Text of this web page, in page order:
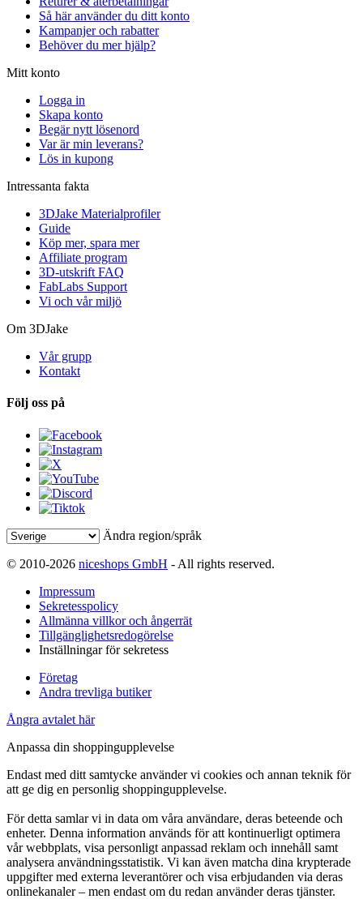
Så här använder du ditt konto
Kampanjer och rabatter
Behöver du mer hjälp?
Mitt konto
Logga in
Skapa konto
Begär nytt lösenord
Var är min leverans?
Lös in kupong
Intressanta fakta
3DJake Materialprofiler
Guide
Köp mer, spara mer
Affiliate program
3D-utskrift FAQ
FabLabs Support
Vi och vår miljö
Om 3DJake
Vår grupp
Kontakt
Följ oss på
Ändra region/språk
© 2010-2026 niceshops GmbH - All rights reserved.
Impressum
Sekretesspolicy
Allmänna villkor och ångerrät
Tillgänglighetsredogörelse
Inställningar för sekretess
Företag
Andra trevliga butiker
Ångra avtalet här
Anpassa din shoppingupplevelse
Endast med ditt samtycke använder vi cookies och annan teknik för
att ge dig en personlig shoppingupplevelse.
För detta samlar vi in data om våra användare, deras beteende och
enheter. Denna information används för att kontinuerligt optimera
vår webbplats, visa personligt anpassad reklam och innehåll samt
analysera användningsstatistik. Vi kan även matcha dina krypterade
uppgifter med externa leverantörer och visa erbjudanden via deras
onlinekanaler – men endast om du redan använder deras tjänster.